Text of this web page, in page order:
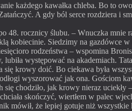
każdego kawałka chleba. Bo to
A gdy ból serce rozdziera i
48. rocznicy ślubu. – Wnuczka mnie
kobiecinie. Siedzimy na
rodzeństwa – wspomina
występować na akademiach.
krowy doić. Bo ciekawa była
wyszorować jak ona. Gościom
chodziło, jak krowy nieraz
skończyć, wiertłem w palec
mówił, że lepiej gotuje niż wszystkie